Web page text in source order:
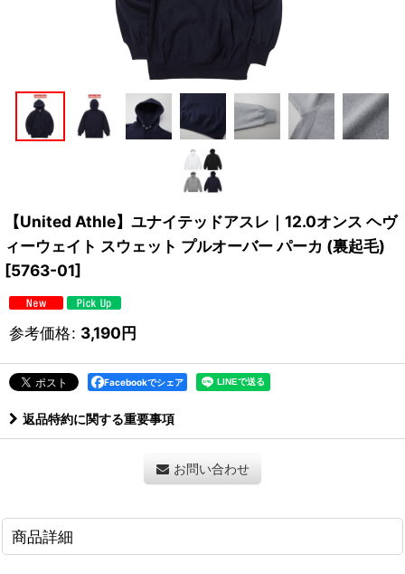
【United Athle】ユナイテッドアスレ｜12.0オンス ヘヴ
ィーウェイト スウェット プルオーバー パーカ (裏起毛)
[5763-01]
参考価格: 3,190円
Facebookでシェア
返品特約に関する重要事項
お問い合わせ
商品詳細